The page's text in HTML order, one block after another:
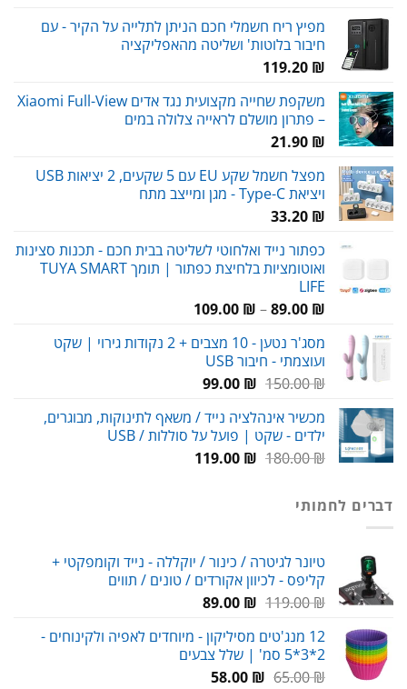
מפיץ ריח חשמלי חכם הניתן לתלייה על הקיר - עם
חיבור בלוטות' ושליטה מהאפליקציה
119.20 ₪
משקפת שחייה מקצועית נגד אדים Xiaomi Full-View
– פתרון מושלם לראייה צלולה במים
21.90 ₪
מפצל חשמל שקע EU עם 5 שקעים, 2 יציאות USB
ויציאת Type-C - מגן ומייצב מתח
33.20 ₪
כפתור נייד ואלחוטי לשליטה בבית חכם - תכנות סצינות
ואוטומציות בלחיצת כפתור | תומך TUYA SMART
LIFE
89.00 ₪
–
109.00 ₪
מסג'ר נטען - 10 מצבים + 2 נקודות גירוי | שקט
ועוצמתי - חיבור USB
150.00₪
המחיר
היה:
150.00 ₪.
99.00 ₪
המחיר
הוא:
99.00 ₪.
מכשיר אינהלציה נייד / משאף לתינוקות, מבוגרים,
ילדים - שקט | פועל על סוללות / USB
180.00₪
המחיר119.00 ₪
המחיר
דברים לחמותי
טיונר לגיטרה / כינור / יוקללה - נייד וקומפקטי +
קליפס - לכיוון אקורדים / טונים / תווים
119.00₪
המחיר
היה:
119.00 ₪.
89.00 ₪
המחיר
הוא:
89.00 ₪.
12 מנג'טים מסיליקון - מיוחדים לאפיה ולקינוחים -
2*3*5 סמ' | שלל צבעים
65.00₪
המחיר58.00 ₪
המחיר